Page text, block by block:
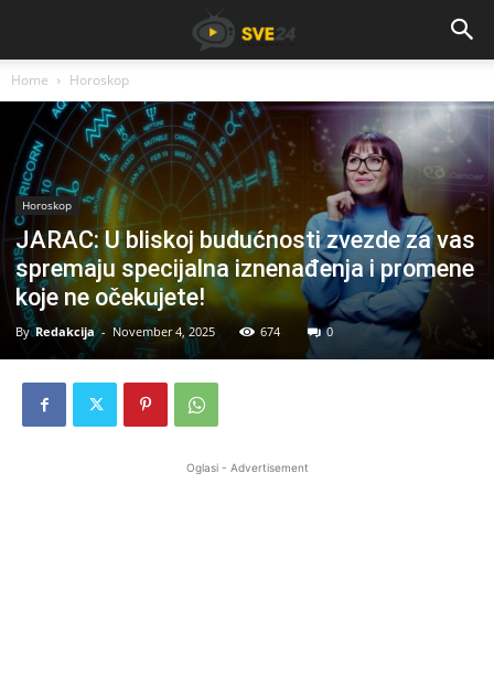
Home Horoskop
Horoskop
JARAC: U bliskoj budućnosti zvezde za vas
spremaju specijalna iznenađenja i promene
koje ne očekujete!
By Redakcija - November 4, 2025 674 0
Oglasi - Advertisement